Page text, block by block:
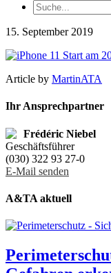
15. September 2019
Article by MartinATA
Ihr Ansprechpartner
Frédéric Niebel
Geschäftsführer
(030) 322 93 27-0
E-Mail senden
A&TA aktuell